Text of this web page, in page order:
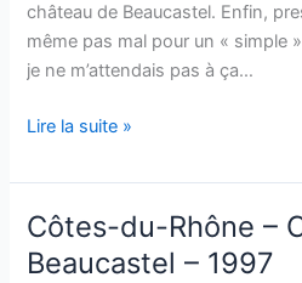
château de Beaucastel. Enfin,
même pas mal pour un « simple
je ne m’attendais pas à ça…
Côtes-
Rhône
–
Coudoulet
de
Lire la suite »
Côtes-du-Rhône –
Beaucastel – 1997